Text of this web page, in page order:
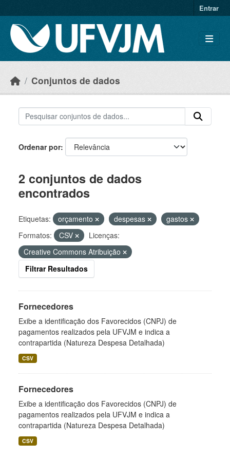
Entrar
Conjuntos de dados
Ordenar por
2 conjuntos de dados
encontrados
Etiquetas: orçamento despesas
gastos
Formatos:
CSV
Licenças:
Creative Commons Atribuição
Filtrar Resultados
Fornecedores
Exibe a identificação dos Favorecidos (CNPJ) de
pagamentos realizados pela UFVJM e indica a
contrapartida (Natureza Despesa Detalhada)
CSV
Fornecedores
Exibe a identificação dos Favorecidos (CNPJ) de
pagamentos realizados pela UFVJM e indica a
contrapartida (Natureza Despesa Detalhada)
CSV